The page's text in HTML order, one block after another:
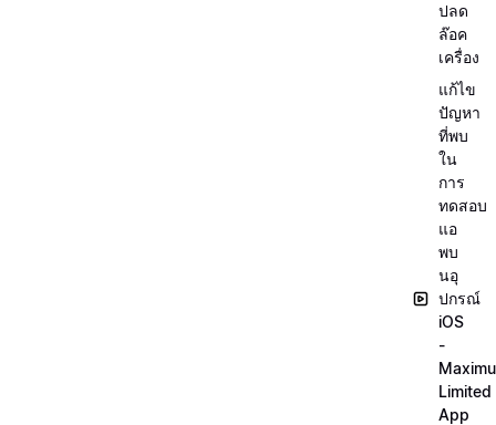
ปลด
ล๊อค
เครื่อง
แก้ไข
ปัญหา
ที่พบ
ใน
การ
ทดสอบ
แอ
พบ
นอุ
ปกรณ์
iOS
-
Limited
App